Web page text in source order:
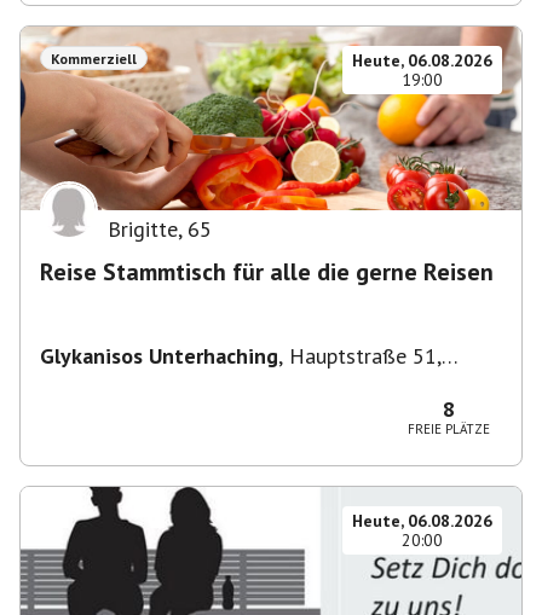
Kommerziell
Heute, 06.08.2026
19:00
Brigitte, 65
Reise Stammtisch für alle die gerne Reisen
Glykanisos Unterhaching, Hauptstraße 51,
8
FREIE PLÄTZE
Heute, 06.08.2026
20:00